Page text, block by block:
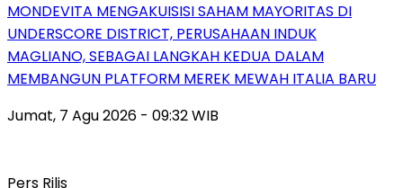
MONDEVITA MENGAKUISISI SAHAM MAYORITAS DI
UNDERSCORE DISTRICT, PERUSAHAAN INDUK
MAGLIANO, SEBAGAI LANGKAH KEDUA DALAM
MEMBANGUN PLATFORM MEREK MEWAH ITALIA BARU
Jumat, 7 Agu 2026 - 09:32 WIB
Pers Rilis